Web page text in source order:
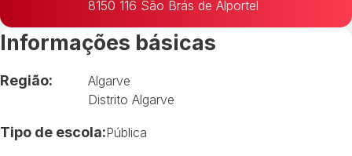
8150 116 São Brás de Alportel
Informações básicas
Região:
Algarve
Distrito Algarve
Tipo de escola:Pública